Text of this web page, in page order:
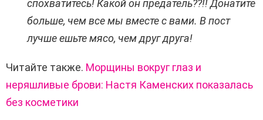
спохватитесь! Какой он предатель??!! Донатите
больше, чем все мы вместе с вами. В пост
лучше ешьте мясо, чем друг друга!
Читайте также. Морщины вокруг глаз и
неряшливые брови: Настя Каменских показалась
без косметики